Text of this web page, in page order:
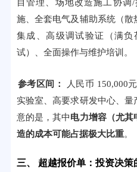
目管理、场地改造施工协
施、全套电气及辅助系统（
集成、高级调试验证（满负
试）、全面操作与维护培训。
参考区间： 人民币 150,000
实验室、高要求研发中心、
意的是，其中电力增容（尤其
造的成本可能占据极大比重。
三、 超越报价单：投资决策